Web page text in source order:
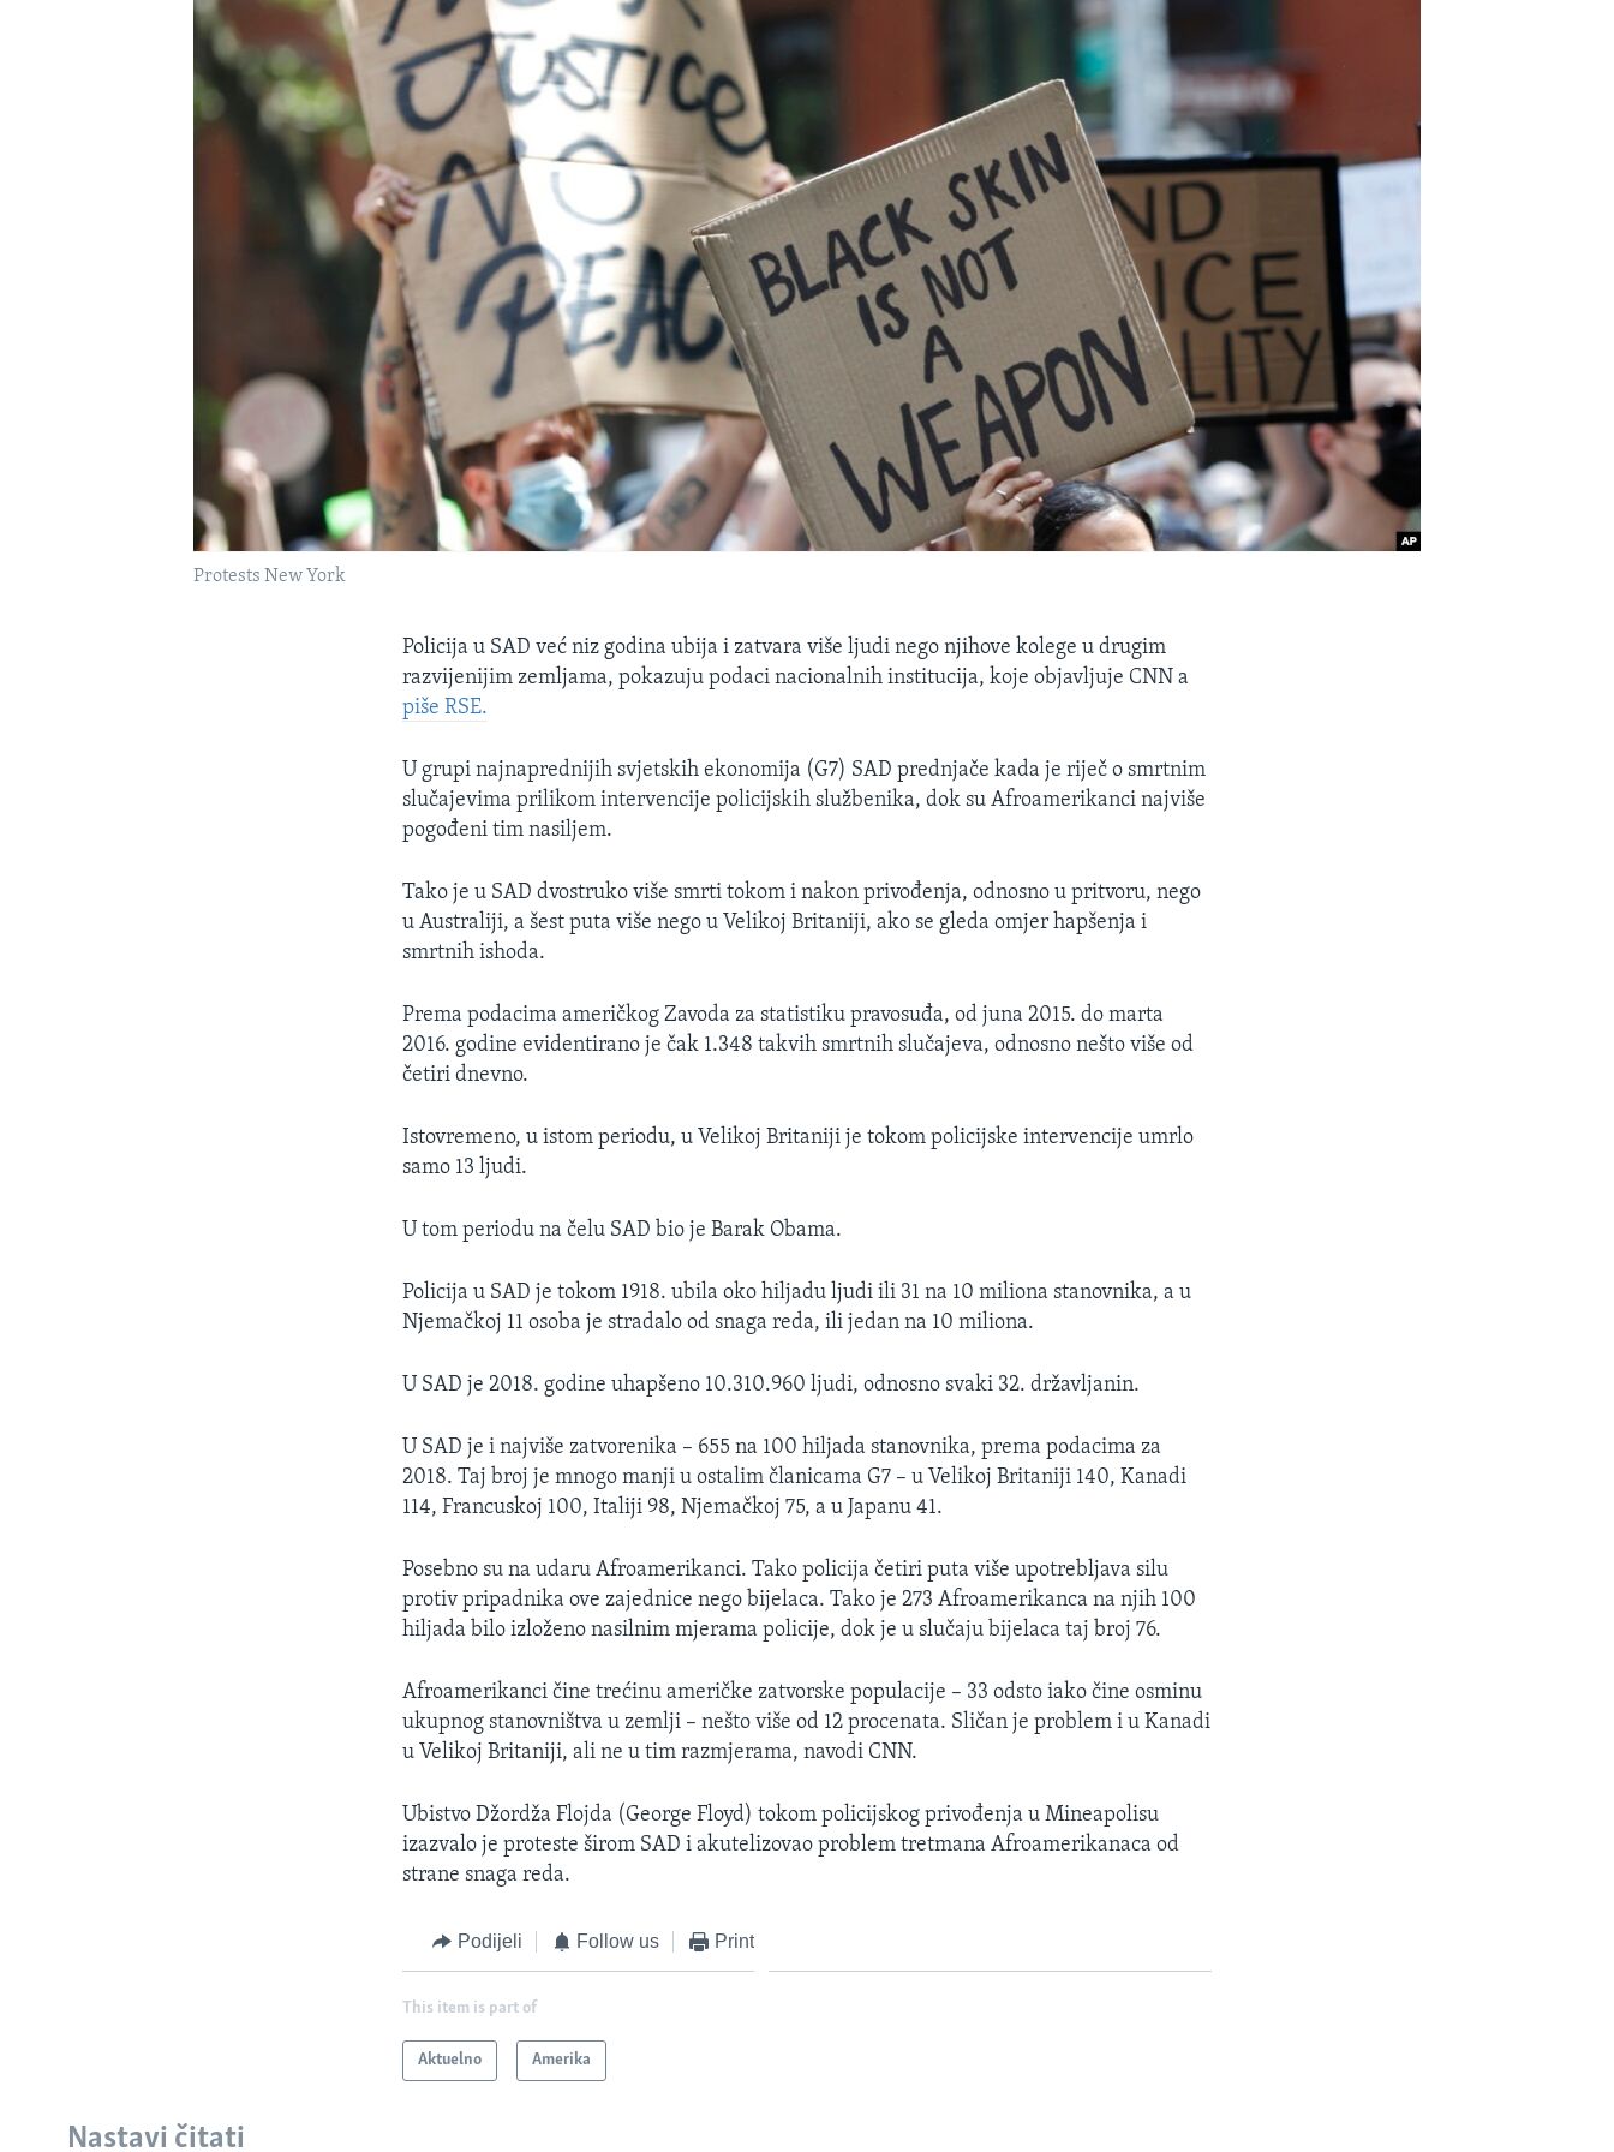
Protests New York
Policija u SAD već niz godina ubija i zatvara više ljudi nego njihove kolege u drugim
razvijenijim zemljama, pokazuju podaci nacionalnih institucija, koje objavljuje CNN a
piše RSE.
U grupi najnaprednijih svjetskih ekonomija (G7) SAD prednjače kada je riječ o smrtnim
slučajevima prilikom intervencije policijskih službenika, dok su Afroamerikanci najviše
pogođeni tim nasiljem.
Tako je u SAD dvostruko više smrti tokom i nakon privođenja, odnosno u pritvoru, nego
u Australiji, a šest puta više nego u Velikoj Britaniji, ako se gleda omjer hapšenja i
smrtnih ishoda.
Prema podacima američkog Zavoda za statistiku pravosuđa, od juna 2015. do marta
2016. godine evidentirano je čak 1.348 takvih smrtnih slučajeva, odnosno nešto više od
četiri dnevno.
Istovremeno, u istom periodu, u Velikoj Britaniji je tokom policijske intervencije umrlo
samo 13 ljudi.
U tom periodu na čelu SAD bio je Barak Obama.
Policija u SAD je tokom 1918. ubila oko hiljadu ljudi ili 31 na 10 miliona stanovnika, a u
Njemačkoj 11 osoba je stradalo od snaga reda, ili jedan na 10 miliona.
U SAD je 2018. godine uhapšeno 10.310.960 ljudi, odnosno svaki 32. državljanin.
U SAD je i najviše zatvorenika – 655 na 100 hiljada stanovnika, prema podacima za
2018. Taj broj je mnogo manji u ostalim članicama G7 – u Velikoj Britaniji 140, Kanadi
114, Francuskoj 100, Italiji 98, Njemačkoj 75, a u Japanu 41.
Posebno su na udaru Afroamerikanci. Tako policija četiri puta više upotrebljava silu
protiv pripadnika ove zajednice nego bijelaca. Tako je 273 Afroamerikanca na njih 100
hiljada bilo izloženo nasilnim mjerama policije, dok je u slučaju bijelaca taj broj 76.
Afroamerikanci čine trećinu američke zatvorske populacije – 33 odsto iako čine osminu
ukupnog stanovništva u zemlji – nešto više od 12 procenata. Sličan je problem i u Kanadi
u Velikoj Britaniji, ali ne u tim razmjerama, navodi CNN.
Ubistvo Džordža Flojda (George Floyd) tokom policijskog privođenja u Mineapolisu
izazvalo je proteste širom SAD i akutelizovao problem tretmana Afroamerikanaca od
strane snaga reda.
Podijeli Follow us Print
This item is part of
Aktuelno Amerika
Nastavi čitati